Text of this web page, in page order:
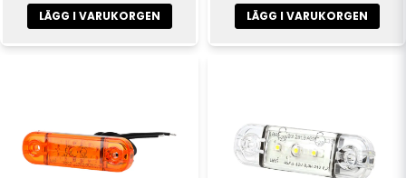
LÄGG I VARUKORGEN LÄGG I VARUKORGEN